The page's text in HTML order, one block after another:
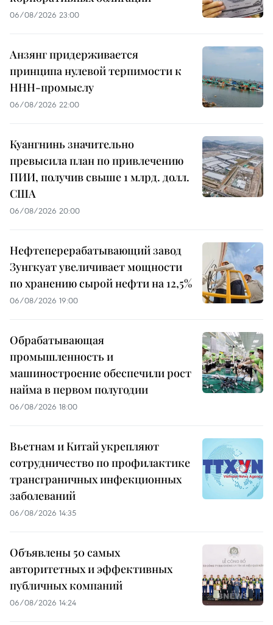
06/08/2026 23:00
Анзянг придерживается
принципа нулевой терпимости к
ННН-промыслу
06/08/2026 22:00
Куангнинь значительно
превысила план по привлечению
ПИИ, получив свыше 1 млрд. долл.
США
06/08/2026 20:00
Нефтеперерабатывающий завод
Зунгкуат увеличивает мощности
по хранению сырой нефти на 12,5%
06/08/2026 19:00
Обрабатывающая
промышленность и
машиностроение обеспечили рост
найма в первом полугодии
06/08/2026 18:00
Вьетнам и Китай укрепляют
сотрудничество по профилактике
трансграничных инфекционных
заболеваний
06/08/2026 14:35
Объявлены 50 самых
авторитетных и эффективных
публичных компаний
06/08/2026 14:24